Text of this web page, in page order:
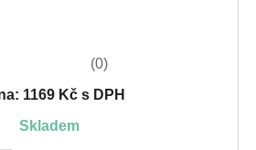
(0)
1169 Kč s DPH
skladem